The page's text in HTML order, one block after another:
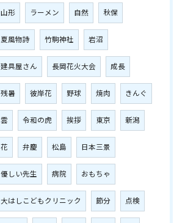
山形 ラーメン 自然 秋保
夏風物詩 竹駒神社 岩沼
建具屋さん 長岡花火大会 成長
残暑 彼岸花 野球 焼肉 きんぐ
雲 令和の虎 挨拶 東京 新潟
花 弁慶 松島 日本三景
優しい先生 病院 おもちゃ
大はしこどもクリニック 節分 点検